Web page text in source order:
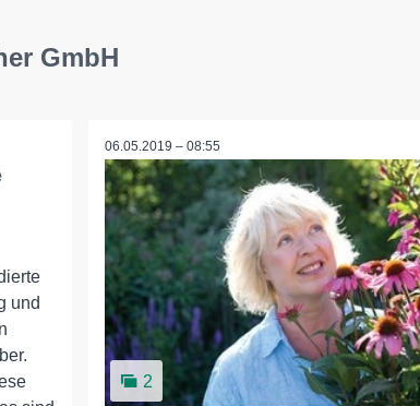
GmbH
und
06.05.2019 – 08:55
2